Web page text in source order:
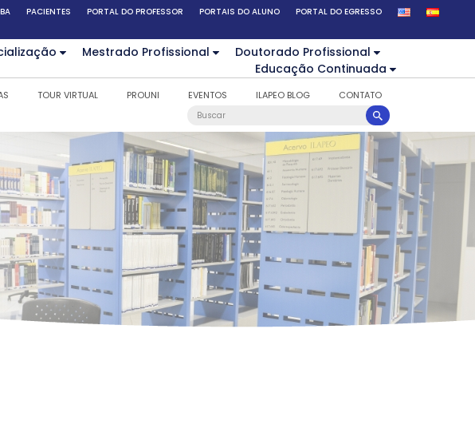
PACIENTES PORTAL DO PROFESSOR PORTAIS DO ALUNO
PORTAL DO EGRESSO
Mestrado Profissional
Doutorado Profissional
Educação Continuada
TOUR VIRTUAL PROUNI EVENTOS ILAPEO BLOG CONTATO